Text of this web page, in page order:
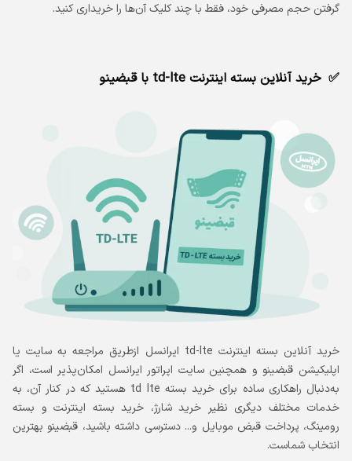
گرفتن حجم مصرفی خود، فقط با چند کلیک آن‌ها را خریداری کنید.
خرید آنلاین بسته اینترنت td-lte با قبضینو
خرید آنلاین بسته اینترنت td-lte ایرانسل ازطریق مراجعه به سایت یا
اپلیکیشن قبضینو و همچنین سایت اپراتور ایرانسل امکان‌پذیر است، اگر
به‌دنبال راهکاری ساده برای خرید بسته td lte هستید که در کنار آن، به
خدمات مختلف دیگری نظیر خرید شارژ، خرید بسته اینترنت و بسته
رومینگ، پرداخت قبض موبایل و... دسترسی داشته باشید، قبضینو بهترین
انتخاب شماست.